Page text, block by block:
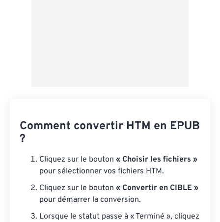
Comment convertir HTM en EPUB
?
Cliquez sur le bouton « Choisir les fichiers »
pour sélectionner vos fichiers HTM.
Cliquez sur le bouton « Convertir en CIBLE »
pour démarrer la conversion.
Lorsque le statut passe à « Terminé », cliquez